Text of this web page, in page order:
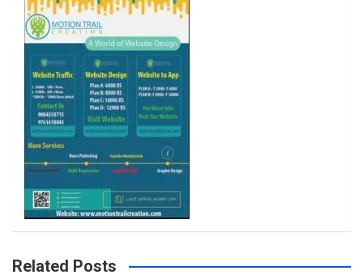
k a
m
Related Posts